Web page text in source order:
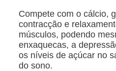
Compete com o cálcio,
contracção e
músculos, podendo
enxaquecas, a
os níveis de açúcar no
do sono.